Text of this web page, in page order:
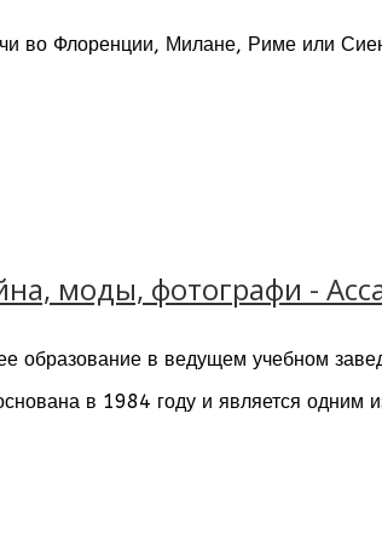
во Флоренции, Милане, Риме или
моды, фотографи -
в ведущем учебном
в 1984 году и является одним